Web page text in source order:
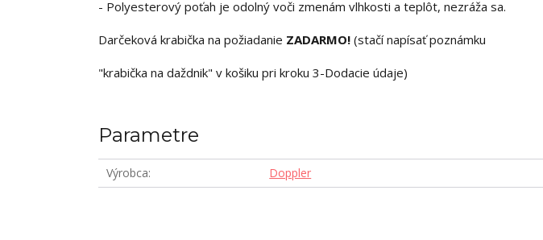
- Polyesterový poťah je odolný voči zmenám vlhkosti a teplôt, nezráža sa.
Darčeková krabička na požiadanie ZADARMO! (stačí napísať poznámku
"krabička na daždnik" v košiku pri kroku 3-Dodacie údaje)
Parametre
Výrobca Doppler